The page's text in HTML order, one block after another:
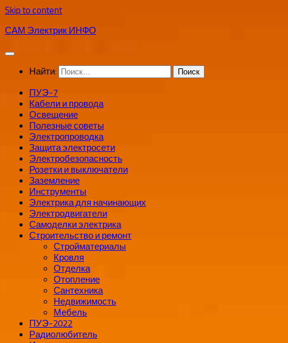
Skip to content
САМ Электрик ИНФО
Найти:
ПУЭ-7
Кабели и провода
Освещение
Полезные советы
Электропроводка
Защита электросети
Электробезопасность
Розетки и выключатели
Заземление
Инструменты
Электрика для начинающих
Электродвигатели
Самоделки электрика
Строительство и ремонт
Стройматериалы
Кровля
Отделка
Отопление
Сантехника
Недвижимость
Мебель
ПУЭ-2022
Радиолюбитель